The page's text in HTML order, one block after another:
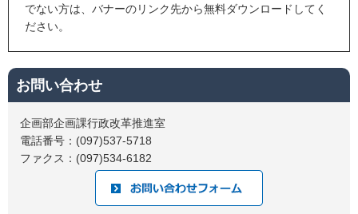
でない方は、バナーのリンク先から無料ダウンロードしてく
ださい。
お問い合わせ
企画部企画課行政改革推進室
電話番号：(097)537-5718
ファクス：(097)534-6182